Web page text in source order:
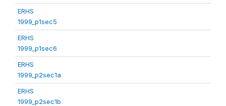
ERHS
1999_p1sec5
ERHS
1999_p1sec6
ERHS
1999_p2sec1a
ERHS
1999_p2sec1b